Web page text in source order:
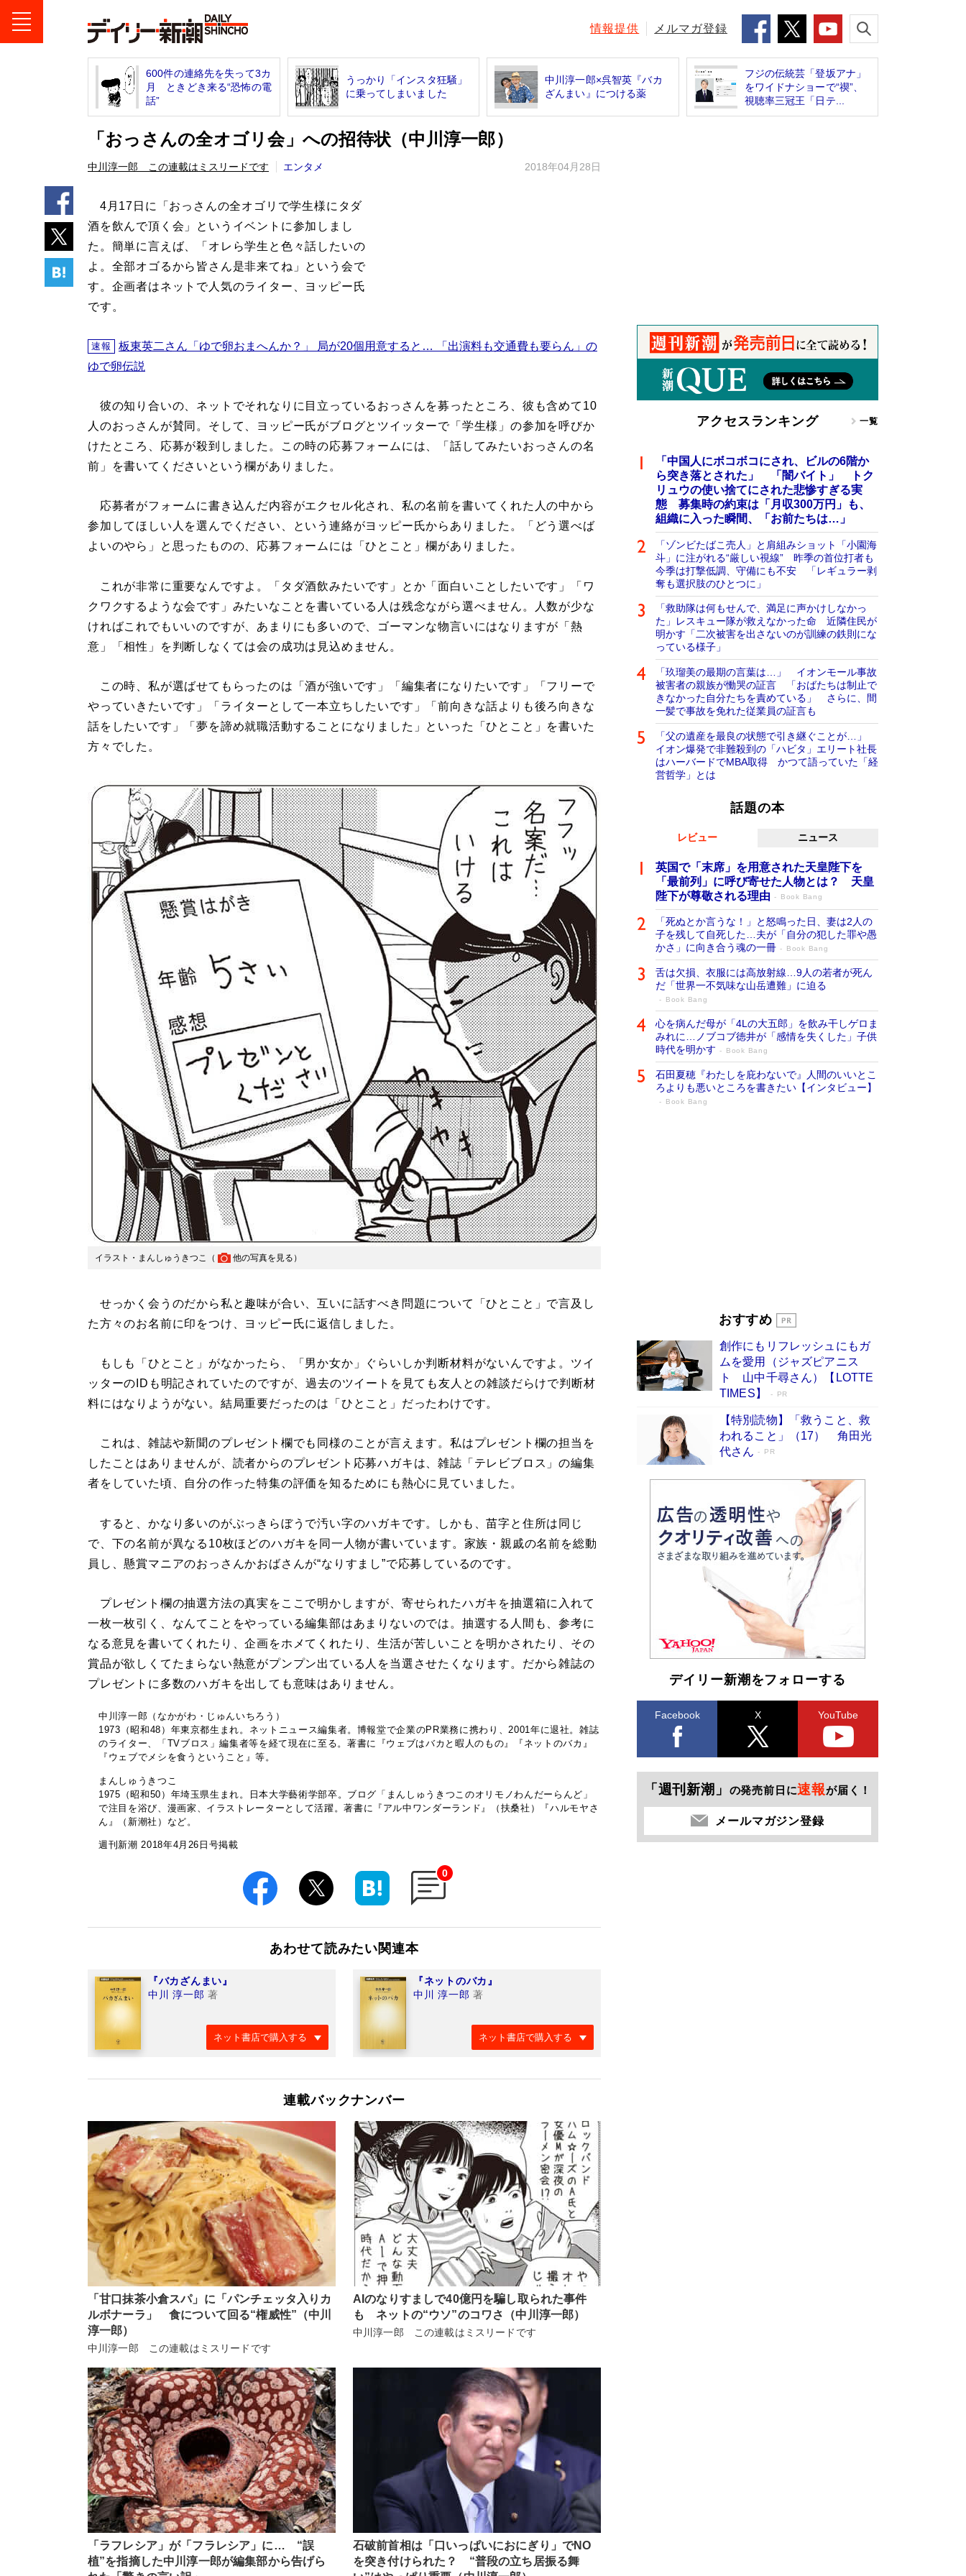
情報提供 メルマガ登録
600件の連絡先を失って3カ
月 ときどき来る“恐怖の電
話”
うっかり「インスタ狂騒」
に乗ってしまいました
中川淳一郎×呉智英『バカ
ざんまい』につける薬
フジの伝統芸「登坂アナ」
をワイドナショーで“禊”、
視聴率三冠王「日テ...
「おっさんの全オゴリ会」への招待状（中川淳一郎）
中川淳一郎 この連載はミスリードです エンタメ 2018年04月28日
4月17日に「おっさんの全オゴリで学生様にタダ
酒を飲んで頂く会」というイベントに参加しまし
た。簡単に言えば、「オレら学生と色々話したいの
よ。全部オゴるから皆さん是非来てね」という会で
す。企画者はネットで人気のライター、ヨッピー氏
です。
速報
板東英二さん「ゆで卵おまへんか？」 局が20個用意すると… 「出演料も交通費も要らん」の
ゆで卵伝説
彼の知り合いの、ネットでそれなりに目立っているおっさんを募ったところ、彼も含めて10
人のおっさんが賛同。そして、ヨッピー氏がブログとツイッターで「学生様」の参加を呼びか
けたところ、応募が殺到しました。この時の応募フォームには、「話してみたいおっさんの名
前」を書いてくださいという欄がありました。
応募者がフォームに書き込んだ内容がエクセル化され、私の名前を書いてくれた人の中から
参加してほしい人を選んでください、という連絡がヨッピー氏からありました。「どう選べば
よいのやら」と思ったものの、応募フォームには「ひとこと」欄がありました。
これが非常に重要なんですよ。「タダ酒飲みたいです」とか「面白いことしたいです」「ワ
クワクするような会です」みたいなことを書いている人は残念ながら選べません。人数が少な
ければこれでもいいのですが、あまりにも多いので、ゴーマンな物言いにはなりますが「熱
意」「相性」を判断しなくては会の成功は見込めません。
この時、私が選ばせてもらったのは「酒が強いです」「編集者になりたいです」「フリーで
やっていきたいです」「ライターとして一本立ちしたいです」「前向きな話よりも後ろ向きな
話をしたいです」「夢を諦め就職活動することになりました」といった「ひとこと」を書いた
方々でした。
イラスト・まんしゅうきつこ（ 他の写真を見る ）
せっかく会うのだから私と趣味が合い、互いに話すべき問題について「ひとこと」で言及し
た方々のお名前に印をつけ、ヨッピー氏に返信しました。
もしも「ひとこと」がなかったら、「男か女か」ぐらいしか判断材料がないんですよ。ツイ
ッターのIDも明記されていたのですが、過去のツイートを見ても友人との雑談だらけで判断材
料にはなりようがない。結局重要だったのは「ひとこと」だったわけです。
これは、雑誌や新聞のプレゼント欄でも同様のことが言えます。私はプレゼント欄の担当を
したことはありませんが、読者からのプレゼント応募ハガキは、雑誌「テレビブロス」の編集
者をしていた頃、自分の作った特集の評価を知るためにも熱心に見ていました。
すると、かなり多いのがぶっきらぼうで汚い字のハガキです。しかも、苗字と住所は同じ
で、下の名前が異なる10枚ほどのハガキを同一人物が書いています。家族・親戚の名前を総動
員し、懸賞マニアのおっさんかおばさんが“なりすまし”で応募しているのです。
プレゼント欄の抽選方法の真実をここで明かしますが、寄せられたハガキを抽選箱に入れて
一枚一枚引く、なんてことをやっている編集部はあまりないのでは。抽選する人間も、参考に
なる意見を書いてくれたり、企画をホメてくれたり、生活が苦しいことを明かされたり、その
賞品が欲しくてたまらない熱意がプンプン出ている人を当選させたくなります。だから雑誌の
プレゼントに多数のハガキを出しても意味はありません。
中川淳一郎（なかがわ・じゅんいちろう）
1973（昭和48）年東京都生まれ。ネットニュース編集者。博報堂で企業のPR業務に携わり、2001年に退社。雑誌
のライター、「TVブロス」編集者等を経て現在に至る。著書に『ウェブはバカと暇人のもの』『ネットのバカ』
『ウェブでメシを食うということ』等。
まんしゅうきつこ
1975（昭和50）年埼玉県生まれ。日本大学藝術学部卒。ブログ「まんしゅうきつこのオリモノわんだーらんど」
で注目を浴び、漫画家、イラストレーターとして活躍。著書に『アル中ワンダーランド』（扶桑社）『ハルモヤさ
ん』（新潮社）など。
週刊新潮 2018年4月26日号掲載
0
あわせて読みたい関連本
『バカざんまい』
中川 淳一郎 著
ネット書店で購入する
『ネットのバカ』
中川 淳一郎 著
ネット書店で購入する
連載バックナンバー
「甘口抹茶小倉スパ」に「パンチェッタ入りカ
ルボナーラ」 食について回る“権威性”（中川
淳一郎）
中川淳一郎 この連載はミスリードです
AIのなりすましで40億円を騙し取られた事件
も ネットの“ウソ”のコワさ（中川淳一郎）
中川淳一郎 この連載はミスリードです
「ラフレシア」が「フラレシア」に… “誤
植”を指摘した中川淳一郎が編集部から告げら
石破前首相は「口いっぱいにおにぎり」でNO
を突き付けられた？ “普段の立ち居振る舞
アクセスランキング 一覧
「中国人にボコボコにされ、ビルの6階か
ら突き落とされた」 「闇バイト」 トク
リュウの使い捨てにされた悲惨すぎる実
態 募集時の約束は「月収300万円」も、
組織に入った瞬間、「お前たちは…」
「ゾンビたばこ売人」と肩組みショット「小園海
斗」に注がれる“厳しい視線” 昨季の首位打者も
今季は打撃低調、守備にも不安 「レギュラー剥
奪も選択肢のひとつに」
「救助隊は何もせんで、満足に声かけしなかっ
た」レスキュー隊が救えなかった命 近隣住民が
明かす「二次被害を出さないのが訓練の鉄則にな
っている様子」
「玖瑠美の最期の言葉は…」 イオンモール事故
被害者の親族が慟哭の証言 「おばたちは制止で
きなかった自分たちを責めている」 さらに、間
一髪で事故を免れた従業員の証言も
「父の遺産を最良の状態で引き継ぐことが…」
イオン爆発で非難殺到の「ハビタ」エリート社長
はハーバードでMBA取得 かつて語っていた「経
営哲学」とは
話題の本
レビュー ニュース
英国で「末席」を用意された天皇陛下を
「最前列」に呼び寄せた人物とは？ 天皇
陛下が尊敬される理由
Book Bang
「死ぬとか言うな！」と怒鳴った日、妻は2人の
子を残して自死した…夫が「自分の犯した罪や愚
かさ」に向き合う魂の一冊
Book Bang
舌は欠損、衣服には高放射線…9人の若者が死ん
だ「世界一不気味な山岳遭難」に迫る
Book Bang
心を病んだ母が「4Lの大五郎」を飲み干しゲロま
みれに…ノブコブ徳井が「感情を失くした」子供
時代を明かす
Book Bang
石田夏穂『わたしを庇わないで』人間のいいとこ
ろよりも悪いところを書きたい【インタビュー】
Book Bang
「『火垂るの墓』は、大嘘である」原作者が抱き
続けた“自責の念”とは…「自己憐憫は描きたくな
い」監督が徹底的にこだわったこと（後編） #
戦争の記憶
Book Bang
おすすめ
創作にもリフレッシュにもガ
ムを愛用（ジャズピアニス
ト 山中千尋さん）【LOTTE
TIMES】
PR
【特別読物】「救うこと、救
われること」（17） 角田光
代さん
PR
デイリー新潮をフォローする
Facebook X YouTube
「週刊新潮」 の発売前日に速報が届く！
メールマガジン登録